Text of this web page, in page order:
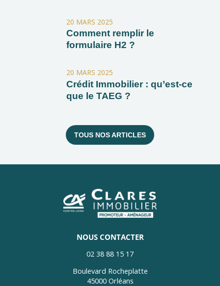
20 MARS 2025
Comment remplir le
formulaire H2 ?
20 MARS 2025
Crédit Immobilier : qu’est-ce
que le TAEG ?
TOUS NOS ARTICLES
NOUS CONTACTER
02 38 88 15 17
Boulevard Rocheplatte
45000 Orléans